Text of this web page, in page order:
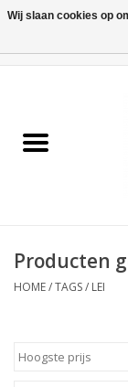
Machines
Paspoppen
Producten
HOME/TAGS/ LEI
Wij slaan cookies op